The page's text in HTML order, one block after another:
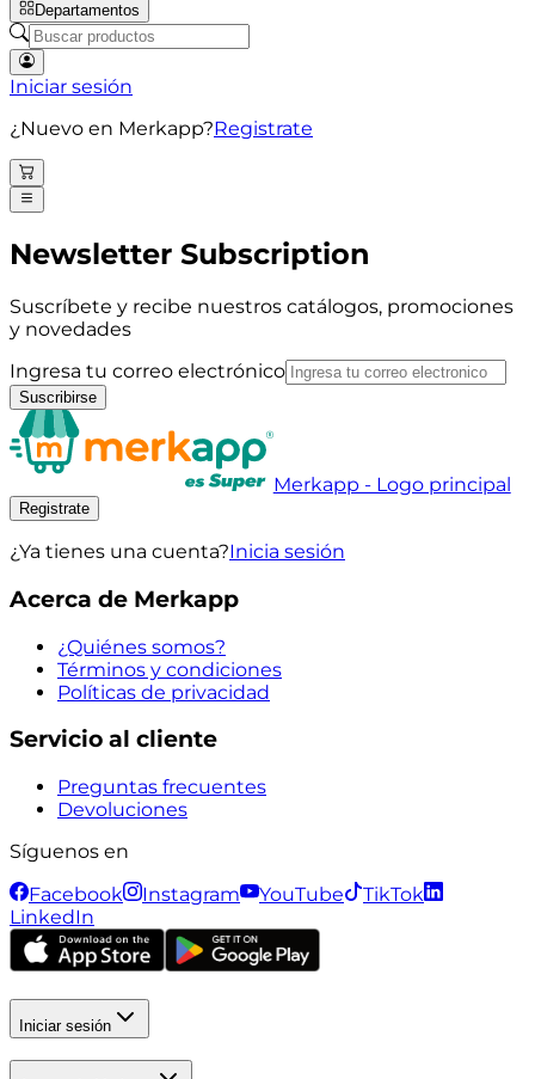
Departamentos
Iniciar sesión
¿Nuevo en Merkapp?Registrate
Newsletter Subscription
Suscríbete y recibe nuestros catálogos, promociones
y novedades
Ingresa tu correo electrónico
Suscribirse
Merkapp - Logo principal
Registrate
¿Ya tienes una cuenta?Inicia sesión
Acerca de Merkapp
¿Quiénes somos?
Términos y condiciones
Políticas de privacidad
Servicio al cliente
Preguntas frecuentes
Devoluciones
Síguenos en
Facebook
Instagram YouTube
TikTok
LinkedIn
Iniciar sesión